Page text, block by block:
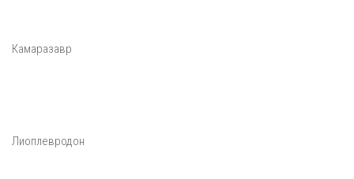
Камаразавр
Лиоплевродон